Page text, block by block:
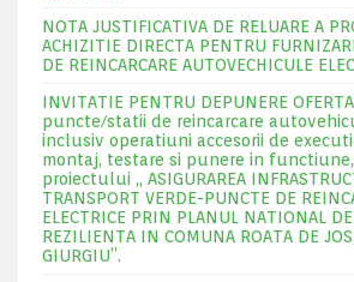
NOTA JUSTIFICATIVA DE RELUARE A
ACHIZITIE DIRECTA PENTRU
DE REINCARCARE AUTOVECHICULE
INVITATIE PENTRU DEPUNERE
puncte/statii de reincarcare
inclusiv operatiuni accesorii de
montaj, testare si punere in functiune,
proiectului „ ASIGURAREA
TRANSPORT VERDE-PUNCTE DE
ELECTRICE PRIN PLANUL NATIONAL DE
REZILIENTA IN COMUNA ROATA DE
GIURGIU”.